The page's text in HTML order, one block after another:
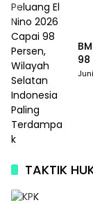
TAKTIK